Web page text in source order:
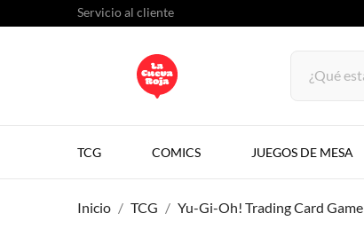
Servicio al cliente
TCG COMICS JUEGOS DE MESA
Inicio TCG Yu-Gi-Oh! Trading Card Game